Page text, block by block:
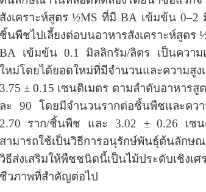
สังเคราะห์สูตร½MS ที่มีBA เข้มข้น0–2
ชิ้นพืชไปเลี้ยงต่อบนอาหารสังเคราะห์สูตร
BAเข้มข้น 0.1 มิลลิกรัม/ลิตร เป็นควา
ใหม่โดยได้ยอดใหม่ที่มีจำนวนและความสู
3.75 ± 0.15 เซนติเมตร ตามลำดับอาหารสู
ละ 90 โดยมีจำนวนรากต่อชิ้นพืชและคว
2.70 ราก/ชิ้นพืช และ 3.02 ± 0.26 เซ
สามารถใช้เป็นวิธีการอนุรักษ์พันธุ์ต้นลักษ
วิธีส่งเสริมให้พืชชนิดนี้เป็นไม้ประดับเชิงเ
ชีวภาพที่สำคัญต่อไป